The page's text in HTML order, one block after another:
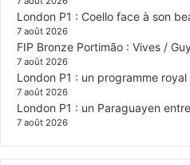
London P1 : Coello face à son
7 août 2026
FIP Bronze Portimão : Vives /
7 août 2026
London P1 : un programme
7 août 2026
London P1 : un Paraguayen
7 août 2026